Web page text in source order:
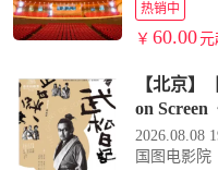
热销中
￥ 60.00元
【北京】
on Screen
2026.08.08
国图电影院